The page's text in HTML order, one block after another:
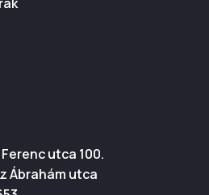
utca 100.
Ábrahám utca